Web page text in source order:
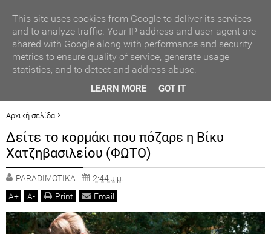
ΒΡΑΒΕΥΣΗ ΣΥΜΜΕΤΕΧΟΝΤΩΝ ΣΧΟΛΕΙΩΝ ΣΤΟΝ ΤΟΠΙΚΟ
Αρχική σελίδα
LIFESTYLE
Δείτε το κορμάκι που πόζαρε η Βίκυ Χατζηβασιλείου (ΦΩΤΟ)
Δείτε το κορμάκι που πόζαρε η Βίκυ
Χατζηβασιλείου (ΦΩΤΟ)
PARADIMOTIKA
2:44 μ.μ.
A+ A- Print Email
ΑΥΤΟΔΙΟΙΚΗΣΗ
ΠΟΛΙΤΙΚΗ
ΟΙΚΟΝΟΜΙΑ
ΓΕΓΟΝΟΤΑ
ΠΟΛΙΤ. ΒΗΜΑ
This site uses cookies from Google to deliver its services
and to analyze traffic. Your IP address and user-agent are
shared with Google along with performance and security
metrics to ensure quality of service, generate usage
statistics, and to detect and address abuse.
LEARN MORE GOT IT